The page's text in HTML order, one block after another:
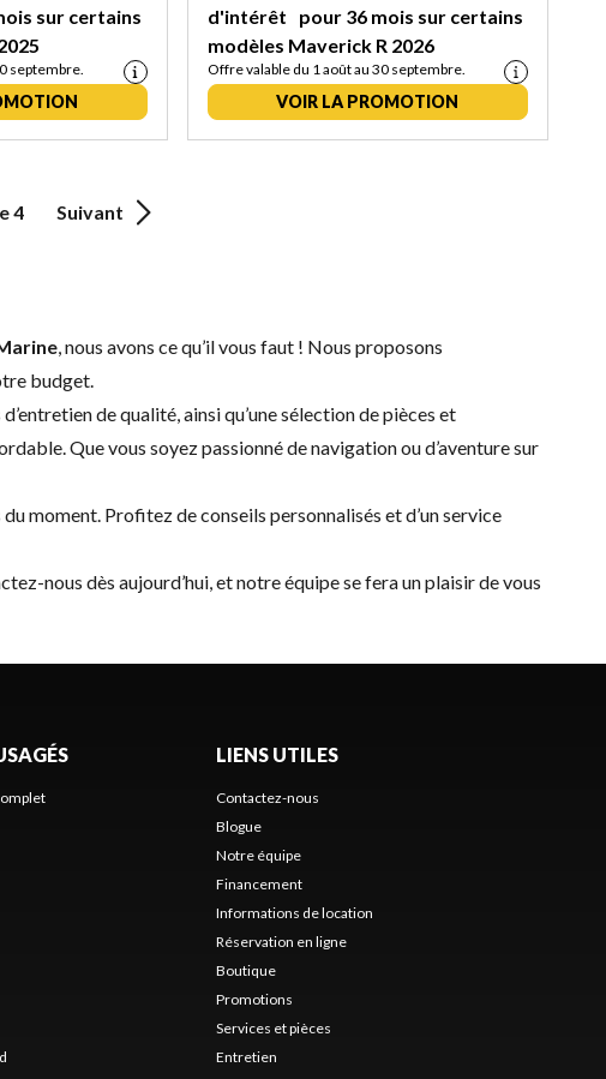
sur certains
septembre.
d'intérêt pour 36 mois sur certains
modèles Maverick R 2026
Offre valable du 1 août au 30 septembre.
VOIR LA PROMOTION
4 Suivant
, nous avons ce qu’il vous faut ! Nous proposons
budget.
de qualité, ainsi qu’une sélection depièces et
Que vous soyez passionné de navigation ou d’aventure sur
moment. Profitez de conseils personnalisés et d’un service
nous dès aujourd’hui, et notre équipe se fera un plaisir de vous
LIENS UTILES
Contactez-nous
Blogue
Notre équipe
Financement
Informations de location
Réservation en ligne
Boutique
Promotions
Services et pièces
Entretien